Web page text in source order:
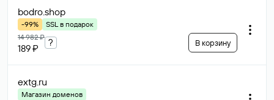
bodro.shop
-99%
SSL в подарок
14 982 ₽
189 ₽
? В корзину
extg.ru
Магазин доменов